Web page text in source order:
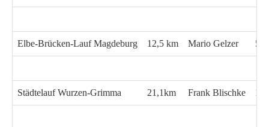
Elbe-Brücken-Lauf Magdeburg 12,5 km Mario Gelzer
Städtelauf Wurzen-Grimma 21,1km Frank Blischke